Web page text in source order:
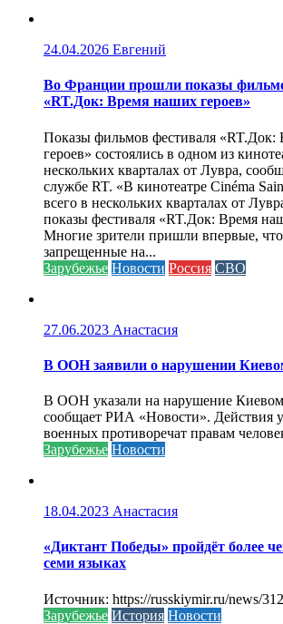
24.04.2026 Евгений
Во Франции прошли показы
«RT.Док: Время наших героев»
Показы фильмов фестиваля
героев» состоялись в одном из
нескольких кварталах от Лувра,
службе RT. «В кинотеатре Cinéma
всего в нескольких кварталах от
показы фестиваля «RT.Док: Время
Многие зрители пришли впервые,
запрещенные на...
Зарубежье Новости Россия СВО
27.06.2023 Анастасия
В ООН заявили о нарушении
В ООН указали на нарушение Киевом
сообщает РИА «Новости». Действия
военных противоречат правам
Зарубежье Новости
18.04.2023 Анастасия
«Диктант Победы» пройдёт более
семи языках
Источник: https://russkiymir.ru/news/
Зарубежье История Новости